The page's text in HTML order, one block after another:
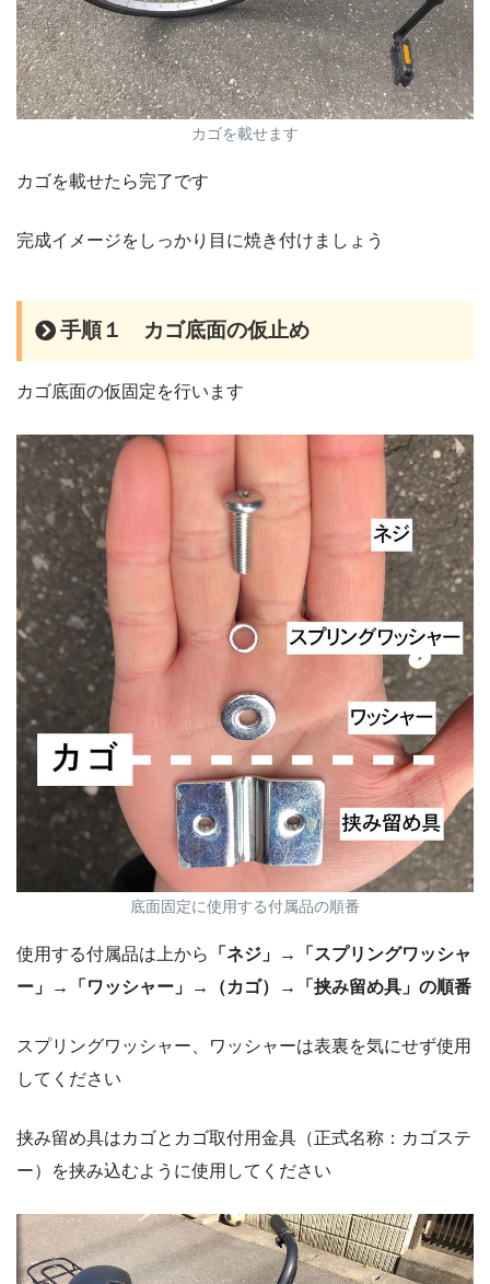
カゴを載せます
カゴを載せたら完了です
完成イメージをしっかり目に焼き付けましょう
手順１ カゴ底面の仮止め
カゴ底面の仮固定を行います
底面固定に使用する付属品の順番
使用する付属品は上から
「ネジ」→「スプリングワッシャ
ー」→「ワッシャー」→（カゴ）→「挟み留め具」の順番
スプリングワッシャー、ワッシャーは表裏を気にせず使用
してください
挟み留め具はカゴとカゴ取付用金具（正式名称：カゴステ
ー）を挟み込むように使用してください